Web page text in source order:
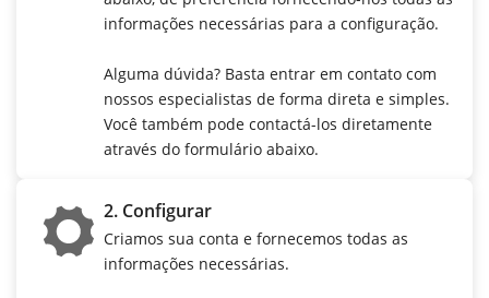
informações necessárias para a configuração.
Alguma dúvida? Basta entrar em contato com
nossos especialistas de forma direta e simples.
Você também pode contactá-los diretamente
através do formulário abaixo.
2. Configurar
Criamos sua conta e fornecemos todas as
informações necessárias.